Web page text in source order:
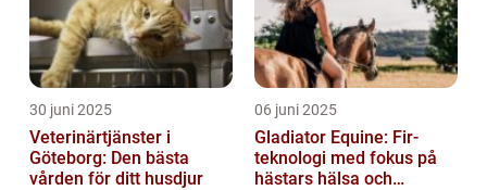
30 juni 2025
Veterinärtjänster i
Göteborg: Den bästa
vården för ditt husdjur
06 juni 2025
Gladiator Equine: Fir-
teknologi med fokus på
hästars hälsa och